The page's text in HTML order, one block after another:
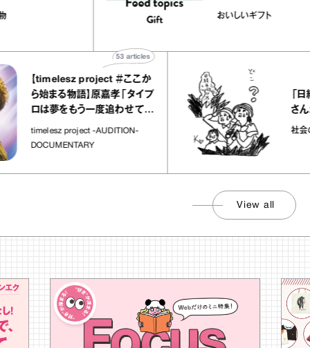
バニーユほか｜chico
な宝物
｜真野知子の「
おいしいギフト
【timelesz project ＃ここか
ら始まる物語】原嘉孝「タイプ
ロは夢をもう一度追わせてく
れた場所」
timelesz project -AUDITION-
DOCUMENTARY
articles
「日経平
さんが解
社会のじか
View all